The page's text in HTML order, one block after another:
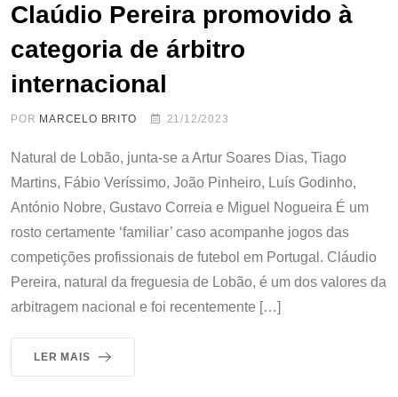
Claúdio Pereira promovido à
categoria de árbitro
internacional
POR MARCELO BRITO 21/12/2023
Natural de Lobão, junta-se a Artur Soares Dias, Tiago
Martins, Fábio Veríssimo, João Pinheiro, Luís Godinho,
António Nobre, Gustavo Correia e Miguel Nogueira É um
rosto certamente ‘familiar’ caso acompanhe jogos das
competições profissionais de futebol em Portugal. Cláudio
Pereira, natural da freguesia de Lobão, é um dos valores da
arbitragem nacional e foi recentemente […]
LER MAIS